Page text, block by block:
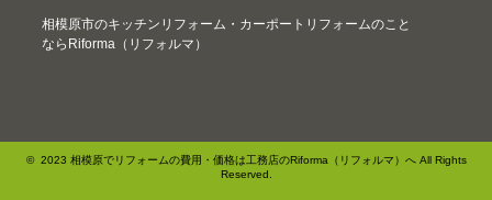
相模原市のキッチンリフォーム・カーポートリフォームのこと
ならRiforma（リフォルマ）
© 2023 相模原でリフォームの費用・価格は工務店のRiforma（リフォルマ）へ All Rights
Reserved.